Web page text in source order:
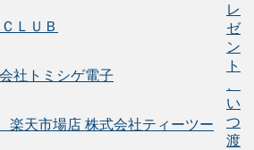
ＬＵＢ
社トミシゲ電子
天市場店 株式会社ティーツー
レ
ゼ
ン
ト
い
つ
渡